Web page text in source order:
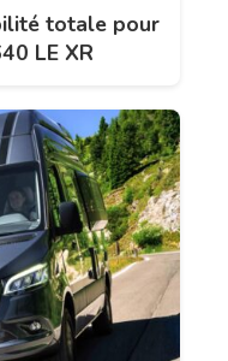
totale pour
LE XR